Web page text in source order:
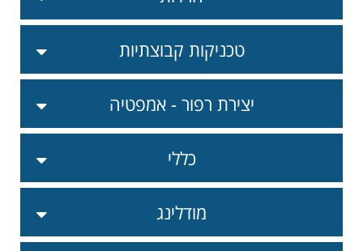
טכניקות קבוצתיות
יצירת רפור - אמפטיה
כללי
מודלינג